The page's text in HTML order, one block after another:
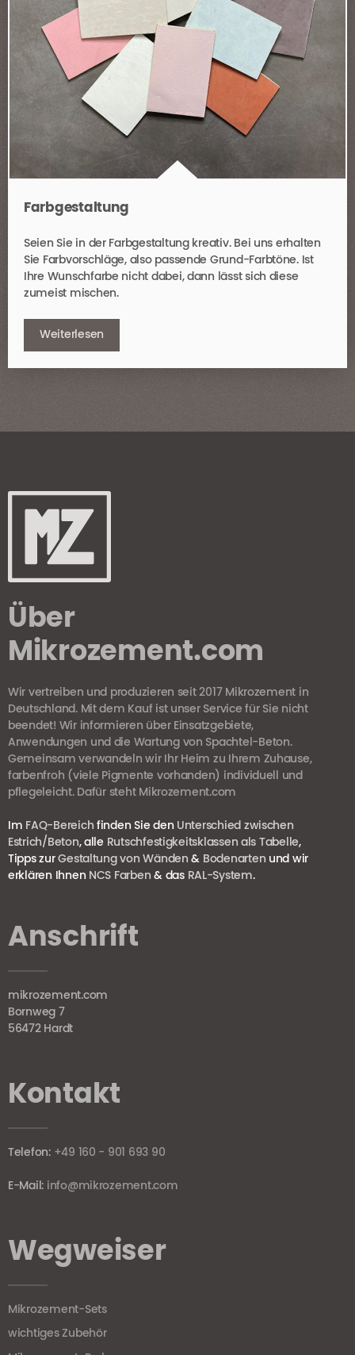
Farbgestaltung
Seien Sie in der Farbgestaltung kreativ. Bei uns erhalten
Sie Farbvorschläge, also passende Grund-Farbtöne. Ist
Ihre Wunschfarbe nicht dabei, dann lässt sich diese
zumeist mischen.
Weiterlesen
Über
Mikrozement.com
Wir vertreiben und produzieren seit 2017 Mikrozement in
Deutschland. Mit dem Kauf ist unser Service für Sie nicht
beendet! Wir informieren über Einsatzgebiete,
Anwendungen und die Wartung von Spachtel-Beton.
Gemeinsam verwandeln wir Ihr Heim zu Ihrem Zuhause,
farbenfroh (viele Pigmente vorhanden) individuell und
pflegeleicht. Dafür steht Mikrozement.com
Im FAQ-Bereich finden Sie den Unterschied zwischen
Estrich/Beton, alle Rutschfestigkeitsklassen als Tabelle,
Tipps zurGestaltung von Wänden & Bodenarten und wir
erklären Ihnen NCS Farben & das RAL-System.
Anschrift
mikrozement.com
Bornweg 7
56472 Hardt
Kontakt
Telefon: +49 160 - 901 693 90
E-Mail: info@mikrozement.com
Wegweiser
Mikrozement-Sets
wichtiges Zubehör